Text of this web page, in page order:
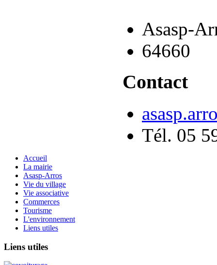
Asasp-
64660
Contact
Tél. 05
Accueil
La mairie
Asasp-Arros
Vie du village
Vie associative
Commerces
Tourisme
L'environnement
Liens utiles
Liens utiles